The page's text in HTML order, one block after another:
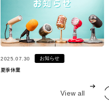
2025.07.30 お知らせ
夏季休業
View all